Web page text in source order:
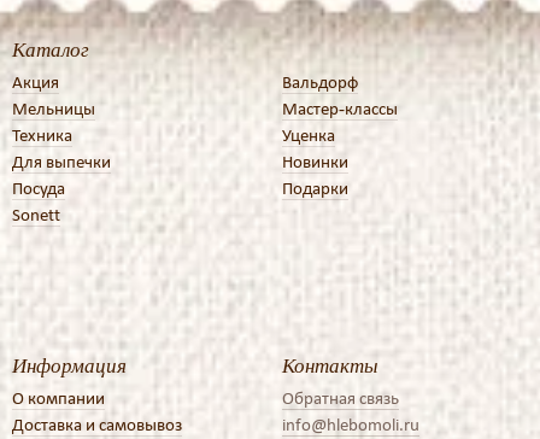
Каталог
Акция
Мельницы
Техника
Для выпечки
Посуда
Sonett
Вальдорф
Мастер-классы
Уценка
Новинки
Подарки
Информация
О компании
Доставка и самовывоз
Контакты
Обратная связь
info@hlebomoli.ru